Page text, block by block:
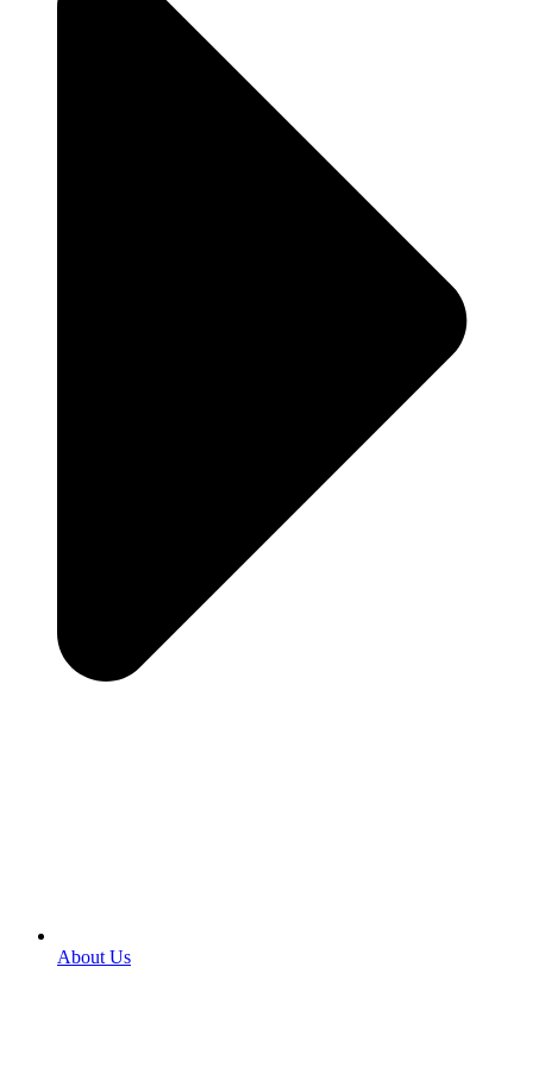
About Us